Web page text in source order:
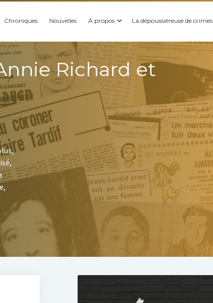
Chroniques Nouvelles À propos La dépoussiéreuse de crimes
Richard et